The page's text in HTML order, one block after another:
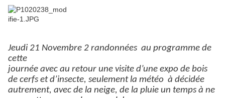
Jeudi 21 Novembre 2 randonnées au programme de
cette
journée avec au retour une visite d’une expo de bois
de cerfs et d’insecte, seulement la météo à décidée
autrement, avec de la neige, de la pluie un temps à ne